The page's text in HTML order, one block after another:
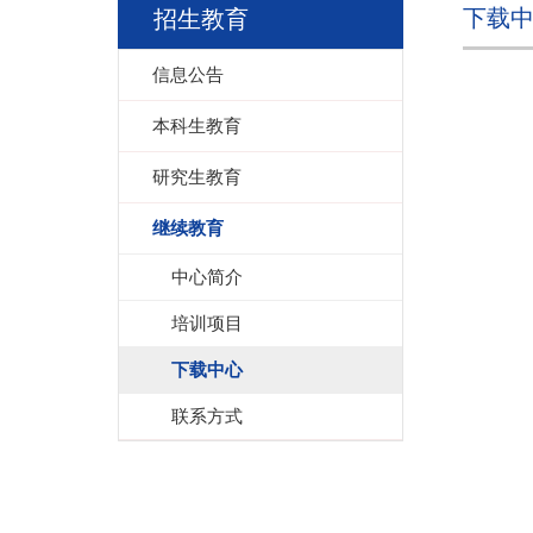
招生教育
信息公告
本科生教育
研究生教育
继续教育
中心简介
培训项目
下载中心
联系方式
下载